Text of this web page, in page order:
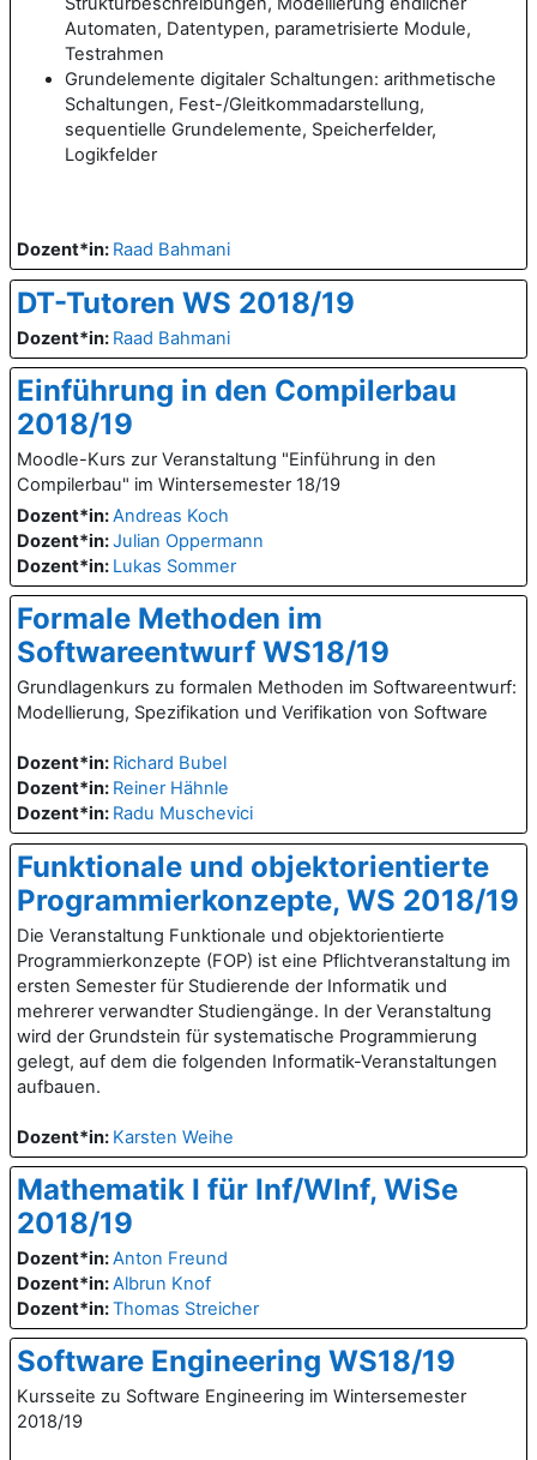
Automaten, Datentypen, parametrisierte Module,
Testrahmen
Grundelemente digitaler Schaltungen: arithmetische
Schaltungen, Fest-/Gleitkommadarstellung,
sequentielle Grundelemente, Speicherfelder,
Logikfelder
Dozent*in: Raad Bahmani
DT-Tutoren WS 2018/19
Dozent*in: Raad Bahmani
Einführung in den Compilerbau
2018/19
Moodle-Kurs zur Veranstaltung "Einführung in den
Compilerbau" im Wintersemester 18/19
Dozent*in:Andreas Koch
Dozent*in:Julian Oppermann
Dozent*in: Lukas Sommer
Formale Methoden im
Softwareentwurf WS18/19
Grundlagenkurs zu formalen Methoden im Softwareentwurf:
Modellierung, Spezifikation und Verifikation von Software
Dozent*in: Richard Bubel
Dozent*in: Reiner Hähnle
Dozent*in: Radu Muschevici
Funktionale und objektorientierte
Programmierkonzepte, WS 2018/19
Die Veranstaltung Funktionale und objektorientierte
Programmierkonzepte (FOP) ist eine Pflichtveranstaltung im
ersten Semester für Studierende der Informatik und
mehrerer verwandter Studiengänge. In der Veranstaltung
wird der Grundstein für systematische Programmierung
gelegt, auf dem die folgenden Informatik-Veranstaltungen
aufbauen.
Dozent*in: Karsten Weihe
Mathematik I für Inf/WInf, WiSe
2018/19
Dozent*in:Anton Freund
Dozent*in:Albrun Knof
Dozent*in:Thomas Streicher
Software Engineering WS18/19
Kursseite zu Software Engineering im Wintersemester
2018/19